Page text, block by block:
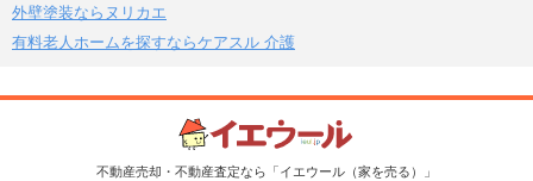
外壁塗装ならヌリカエ
有料老人ホームを探すならケアスル 介護
不動産売却・不動産査定なら「イエウール（家を売る）」